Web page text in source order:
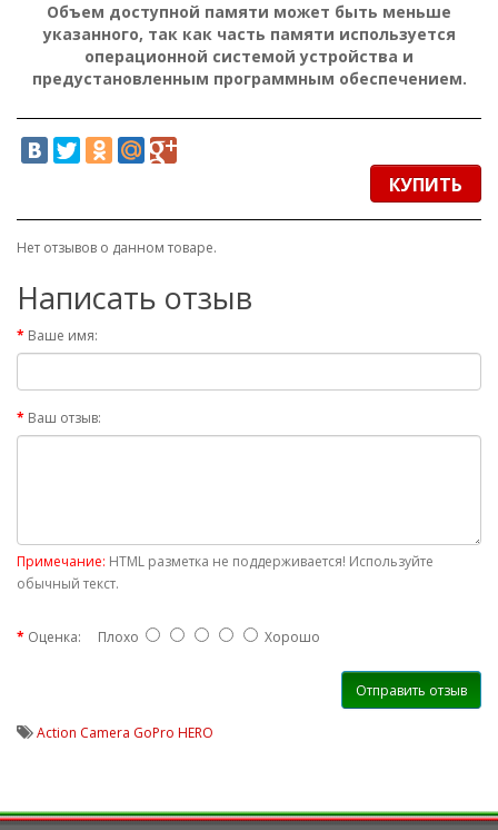
Объем доступной памяти может быть меньше
указанного, так как часть памяти используется
операционной системой устройства и
предустановленным программным обеспечением.
КУПИТЬ
Нет отзывов о данном товаре.
Написать отзыв
Ваше имя:
Ваш отзыв:
Примечание: HTML разметка не поддерживается! Используйте
обычный текст.
Оценка: Плохо Хорошо
Отправить отзыв
Action Camera GoPro HERO